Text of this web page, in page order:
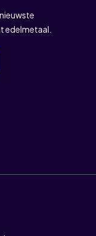
edelmetaal.